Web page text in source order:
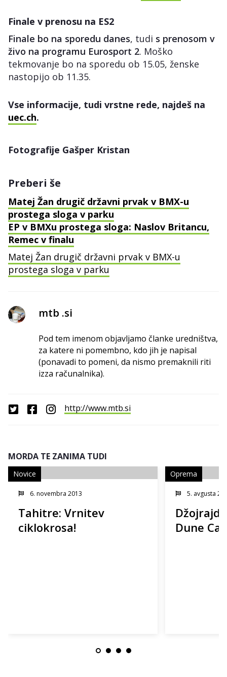
Finale v prenosu na ES2
Finale bo na sporedu danes, tudi s prenosom v
živo na programu Eurosport 2. Moško
tekmovanje bo na sporedu ob 15.05, ženske
nastopijo ob 11.35.
Vse informacije, tudi vrstne rede, najdeš na
uec.ch.
Fotografije Gašper Kristan
Preberi še
Matej Žan drugič državni prvak v BMX-u
prostega sloga v parku
EP v BMXu prostega sloga: Naslov Britancu,
Remec v finalu
Matej Žan drugič državni prvak v BMX-u
prostega sloga v parku
mtb .si
Pod tem imenom objavljamo članke uredništva,
za katere ni pomembno, kdo jih je napisal
(ponavadi to pomeni, da nismo premaknili riti
izza računalnika).
http://www.mtb.si
MORDA TE ZANIMA TUDI
6. novembra 2013
Tahitre: Vrnitev
ciklokrosa!
Novice
5. avgusta
Dune
Oprema